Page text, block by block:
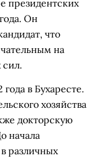
президентских
Он
что
на
в Бухаресте.
хозяйства
докторскую
начала
различных